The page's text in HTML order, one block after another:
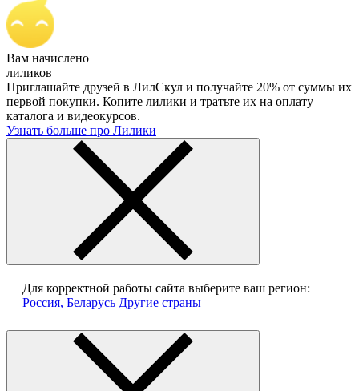
Вам начислено
лиликов
Приглашайте друзей в ЛилСкул и получайте 20% от суммы их
первой покупки. Копите лилики и тратьте их на оплату
каталога и видеокурсов.
Узнать больше про Лилики
Для корректной работы сайта выберите ваш регион:
Россия, Беларусь Другие страны